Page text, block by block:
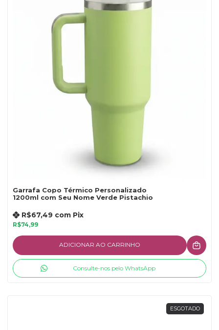
Garrafa Copo Térmico Personalizado
1200ml com Seu Nome Verde Pistachio
R$74,99
R$67,49 com Pix
ADICIONAR AO CARRINHO
Consulte-nos pelo WhatsApp
ESGOTADO